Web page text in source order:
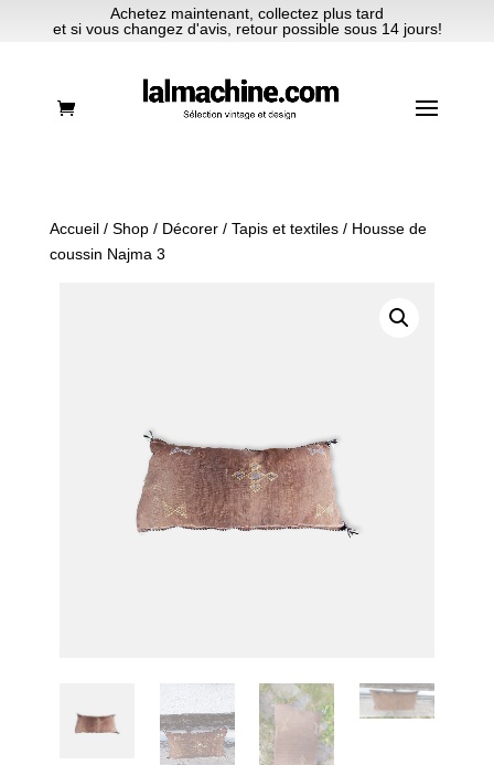
Achetez maintenant, collectez plus tard
et si vous changez d'avis, retour possible sous 14 jours!
Accueil/ Shop/ Décorer/ Tapis et textiles/ Housse de
coussin Najma 3